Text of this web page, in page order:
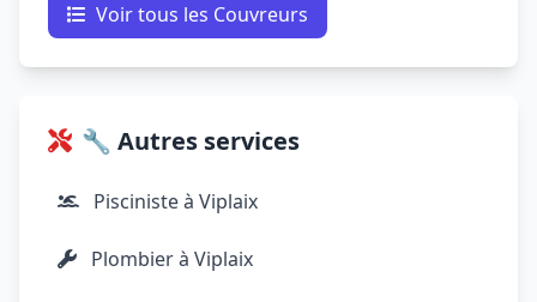
Voir tous les Couvreurs
🔧 Autres services
Pisciniste à Viplaix
Plombier à Viplaix